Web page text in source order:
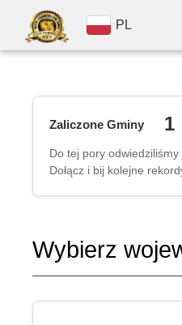
PL
Zaliczone Gminy 1
Do tej pory
Dołącz i bij kolejne
Wybierz